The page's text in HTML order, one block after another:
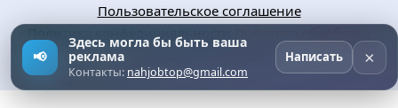
Пользовательское соглашение
Политика конфедициальности
персональных данных
📢
Здесь могла бы быть ваша
реклама
Контакты: nahjobtop@gmail.com
Написать ×